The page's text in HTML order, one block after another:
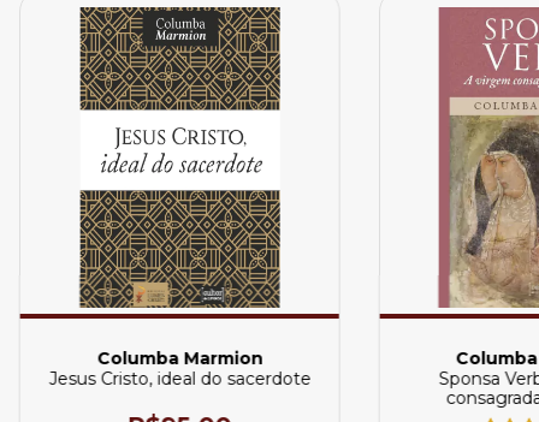
Columba Marmion
Jesus Cristo, ideal do sacerdote
Sponsa